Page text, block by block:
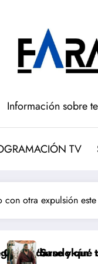
Información sobre
TV
con otra expulsión
a Isabel
segunda